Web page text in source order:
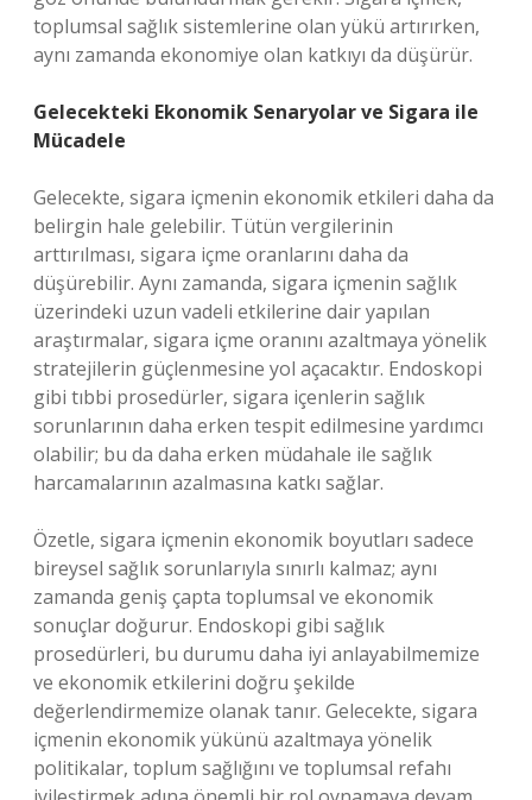
toplumsal sağlık sistemlerine olan yükü artırırken,
aynı zamanda ekonomiye olan katkıyı da düşürür.
Gelecekteki Ekonomik Senaryolar ve Sigara ile
Mücadele
Gelecekte, sigara içmenin ekonomik etkileri daha da
belirgin hale gelebilir. Tütün vergilerinin
arttırılması, sigara içme oranlarını daha da
düşürebilir. Aynı zamanda, sigara içmenin sağlık
üzerindeki uzun vadeli etkilerine dair yapılan
araştırmalar, sigara içme oranını azaltmaya yönelik
stratejilerin güçlenmesine yol açacaktır. Endoskopi
gibi tıbbi prosedürler, sigara içenlerin sağlık
sorunlarının daha erken tespit edilmesine yardımcı
olabilir; bu da daha erken müdahale ile sağlık
harcamalarının azalmasına katkı sağlar.
Özetle, sigara içmenin ekonomik boyutları sadece
bireysel sağlık sorunlarıyla sınırlı kalmaz; aynı
zamanda geniş çapta toplumsal ve ekonomik
sonuçlar doğurur. Endoskopi gibi sağlık
prosedürleri, bu durumu daha iyi anlayabilmemize
ve ekonomik etkilerini doğru şekilde
değerlendirmemize olanak tanır. Gelecekte, sigara
içmenin ekonomik yükünü azaltmaya yönelik
politikalar, toplum sağlığını ve toplumsal refahı